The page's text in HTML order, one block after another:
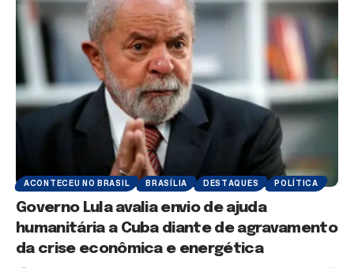
ACONTECEU NO BRASIL BRASÍLIA DESTAQUES POLÍTICA
Governo Lula avalia envio de ajuda
humanitária a Cuba diante de agravamento
da crise econômica e energética